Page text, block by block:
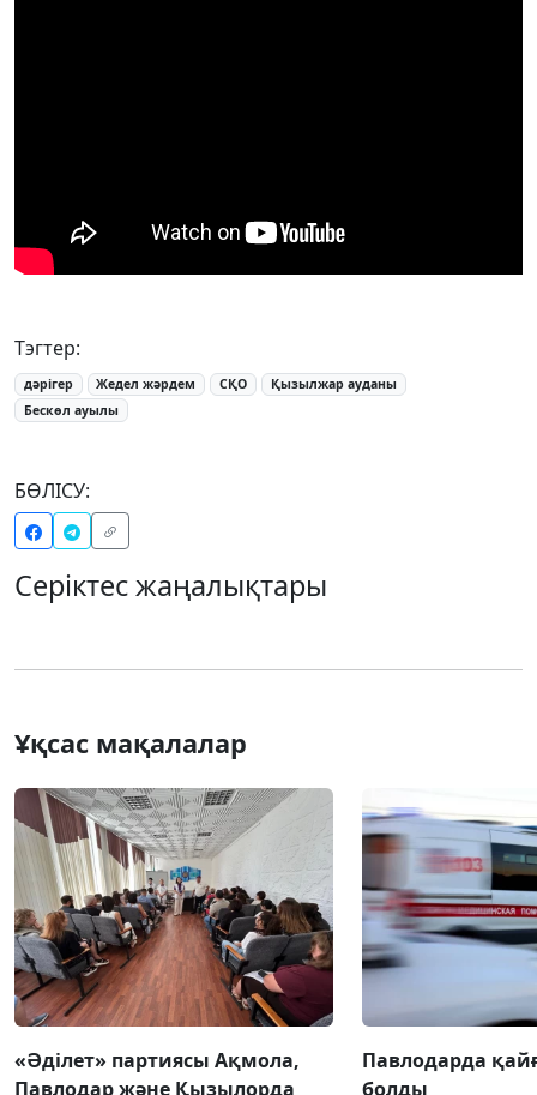
Тэгтер:
дәрігер Жедел жәрдем СҚО
Қызылжар ауданы
Бескөл ауылы
БӨЛІСУ:
Серіктес жаңалықтары
Ұқсас мақалалар
«Әділет» партиясы Ақмола,
Павлодар және Қызылорда
Павлодарда
болды